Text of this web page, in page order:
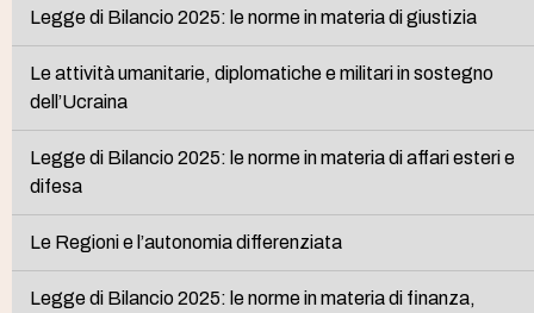
Legge di Bilancio 2025: le norme in materia di giustizia
Le attività umanitarie, diplomatiche e militari in sostegno
dell’Ucraina
Legge di Bilancio 2025: le norme in materia di affari esteri e
difesa
Le Regioni e l’autonomia differenziata
Legge di Bilancio 2025: le norme in materia di finanza,